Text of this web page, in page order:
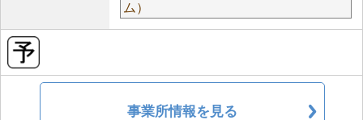
ム）
事業所情報を見る